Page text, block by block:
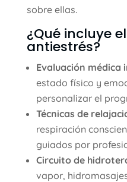
sobre ellas.
¿Qué incluye
antiestrés?
Evaluación médica
estado físico y
personalizar el
Técnicas de
respiración
guiados por
Circuito de
vapor,